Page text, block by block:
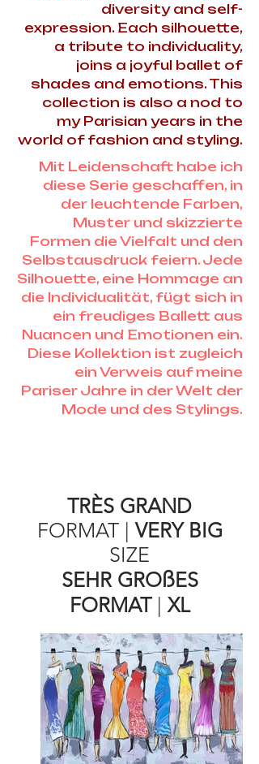
diversity and self-
expression. Each silhouette,
a tribute to individuality,
joins a joyful ballet of
shades and emotions. This
collection is also a nod to
my Parisian years in the
world of fashion and styling.
Mit Leidenschaft habe ich
diese Serie geschaffen, in
der leuchtende Farben,
Muster und skizzierte
Formen die Vielfalt und den
Selbstausdruck feiern. Jede
Silhouette, eine Hommage an
die Individualität, fügt sich in
ein freudiges Ballett aus
Nuancen und Emotionen ein.
Diese Kollektion ist zugleich
ein Verweis auf meine
Pariser Jahre in der Welt der
Mode und des Stylings.
TRÈS GRAND
FORMAT | VERY BIG
SIZE
SEHR GROßES
FORMAT |XL